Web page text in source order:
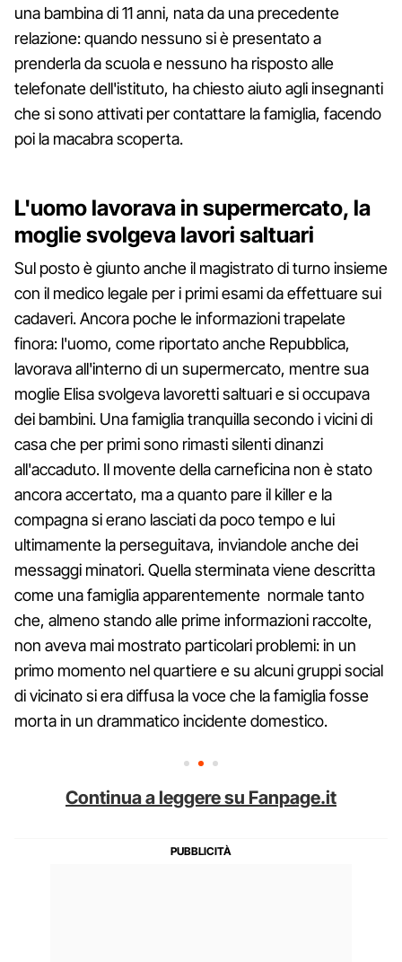
una bambina di 11 anni, nata da una precedente
relazione: quando nessuno si è presentato a
prenderla da scuola e nessuno ha risposto alle
telefonate dell'istituto, ha chiesto aiuto agli insegnanti
che si sono attivati per contattare la famiglia, facendo
poi la macabra scoperta.
L'uomo lavorava in supermercato, la
moglie svolgeva lavori saltuari
Sul posto è giunto anche il magistrato di turno insieme
con il medico legale per i primi esami da effettuare sui
cadaveri. Ancora poche le informazioni trapelate
finora: l'uomo, come riportato anche Repubblica,
lavorava all'interno di un supermercato, mentre sua
moglie Elisa svolgeva lavoretti saltuari e si occupava
dei bambini. Una famiglia tranquilla secondo i vicini di
casa che per primi sono rimasti silenti dinanzi
all'accaduto. Il movente della carneficina non è stato
ancora accertato, ma a quanto pare il killer e la
compagna si erano lasciati da poco tempo e lui
ultimamente la perseguitava, inviandole anche dei
messaggi minatori. Quella sterminata viene descritta
come una famiglia apparentemente normale tanto
che, almeno stando alle prime informazioni raccolte,
non aveva mai mostrato particolari problemi: in un
primo momento nel quartiere e su alcuni gruppi social
di vicinato si era diffusa la voce che la famiglia fosse
morta in un drammatico incidente domestico.
Continua a leggere su Fanpage.it